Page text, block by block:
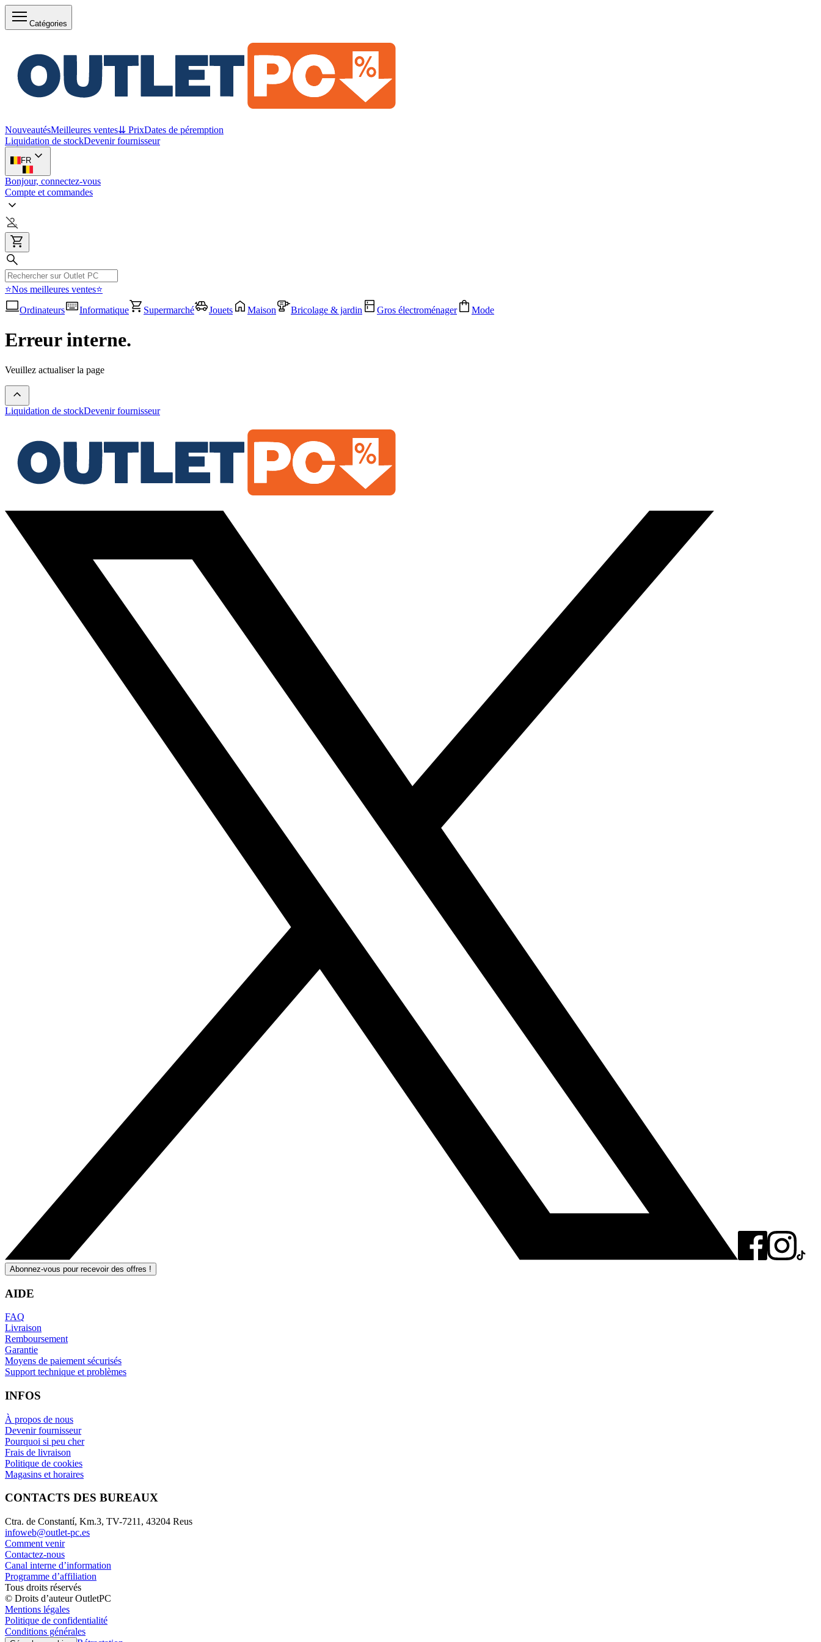
Catégories
NouveautésMeilleures ventes⇊ PrixDates de péremption
Liquidation de stockDevenir fournisseur
FR
Bonjour, connectez-vous
Compte et commandes
⭐Nos meilleures ventes⭐
Ordinateurs
Informatique Supermarché Jouets Maison Bricolage & jardin Gros électroménager Mode
Erreur interne.
Veuillez actualiser la page
Liquidation de stockDevenir fournisseur
Abonnez-vous pour recevoir des offres !
AIDE
FAQ
Livraison
Remboursement
Garantie
Moyens de paiement sécurisés
Support technique et problèmes
INFOS
À propos de nous
Devenir fournisseur
Pourquoi si peu cher
Frais de livraison
Politique de cookies
Magasins et horaires
CONTACTS DES BUREAUX
Ctra. de Constantí, Km.3, TV-7211, 43204 Reus
infoweb@outlet-pc.es
Comment venir
Contactez-nous
Canal interne d’information
Programme d’affiliation
Tous droits réservés
© Droits d’auteur OutletPC
Mentions légales
Politique de confidentialité
Conditions générales